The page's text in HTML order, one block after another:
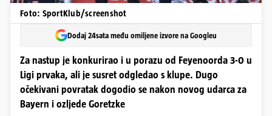
Foto: SportKlub/screenshot
Dodaj 24sata među omiljene izvore na Googleu
Za nastup je konkurirao i u porazu od Feyenoorda 3-0 u
Ligi prvaka, ali je susret odgledao s klupe. Dugo
očekivani povratak dogodio se nakon novog udarca za
Bayern i ozljede Goretzke